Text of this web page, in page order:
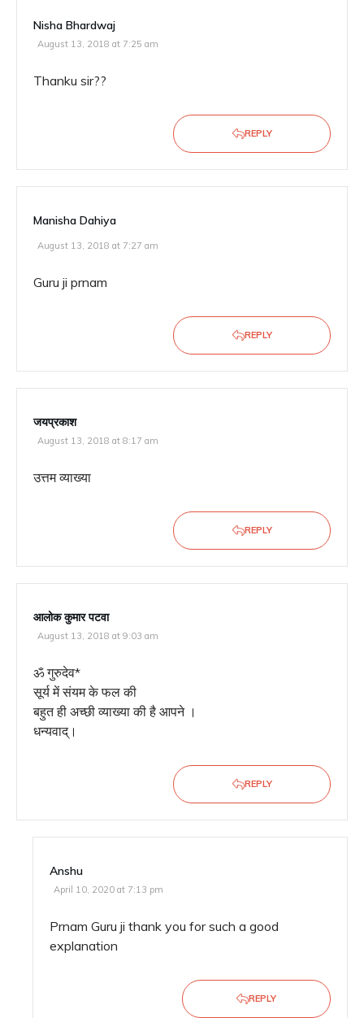
Nisha Bhardwaj
August 13, 2018 at 7:25 am
Thanku sir??
REPLY
Manisha Dahiya
August 13, 2018 at 7:27 am
Guru ji prnam
REPLY
जयप्रकाश
August 13, 2018 at 8:17 am
उत्तम व्याख्या
REPLY
आलोक कुमार पटवा
August 13, 2018 at 9:03 am
ॐ गुरुदेव*
सूर्य में संयम के फल की
बहुत ही अच्छी व्याख्या की है आपने ।
धन्यवाद्।
REPLY
Anshu
April 10, 2020 at 7:13 pm
Prnam Guru ji thank you for such a good
explanation
REPLY